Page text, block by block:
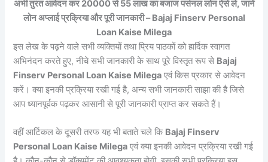
अभी तुरंत आवेदन कर 20000 से 55 लाख का बजाज पर्सनल लोन ऐसे ले, जाने
लोन अप्लाई प्रक्रिया और पूरी जानकारी – Bajaj Finserv Personal
Loan Kaise Milega
इस लेख के पढ़ने वाले सभी व्यक्तियों तथा प्रिय पाठकों को हार्दिक स्वागत
अभिनंदन करते हुए, नीचे सभी जानकारी के साथ पूरे विस्तृत रूप से Bajaj
Finserv Personal Loan Kaise Milega एवं किस प्रकार से आवेदन
करें। क्या इनकी प्रक्रिया रखी गई है, अन्य सभी जानकारी साझा की है जिसे
आप ध्यानपूर्वक पढ़कर आसानी से पूरी जानकारी प्राप्त कर सकते हैं।
वहीं आर्टिकल के दूसरी तरफ यह भी बताते चले कि Bajaj Finserv
Personal Loan Kaise Milega एवं क्या इनकी आवेदन प्रक्रिया रखी गई